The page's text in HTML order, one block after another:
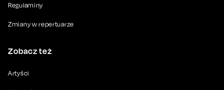
Regulaminy
Zmiany w repertuarze
Zobacz też
Artyści